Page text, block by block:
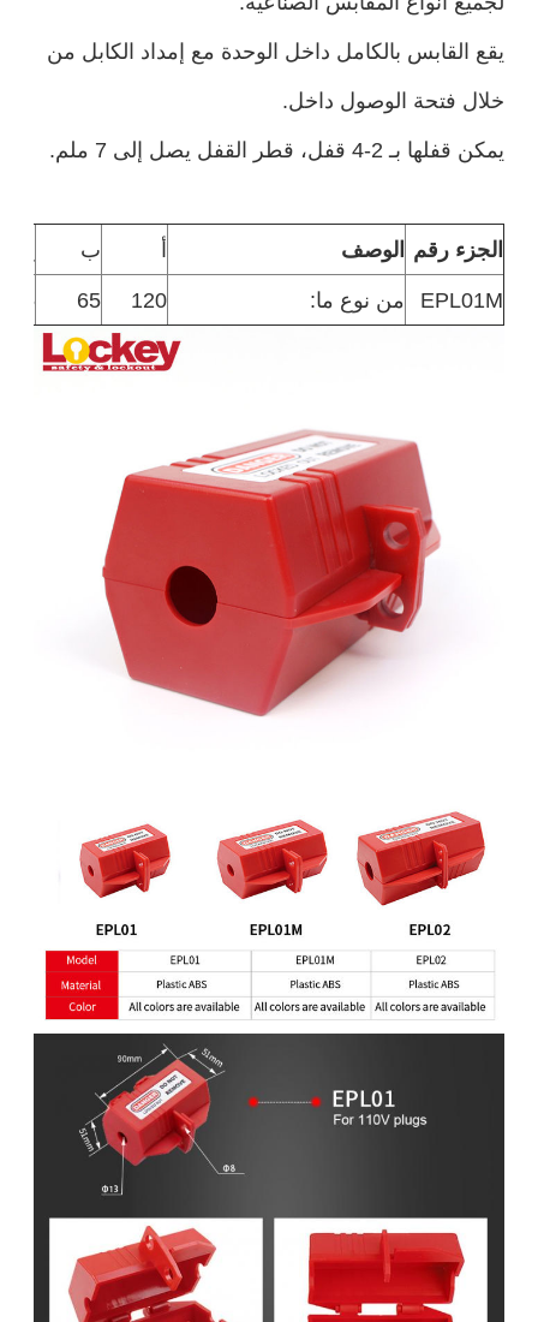
يقع القابس بالكامل داخل الوحدة مع إمداد الكابل من
خلال فتحة الوصول داخل.
يمكن قفلها بـ 2-4 قفل، قطر القفل يصل إلى 7 ملم.
الجزء رقم الوصف أ ب
EPL01M
من نوع ما: 120
65
65